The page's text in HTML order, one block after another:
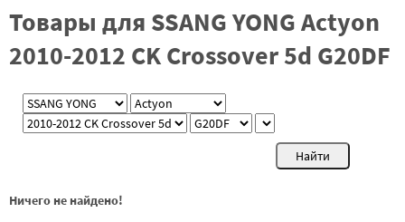
Товары для SSANG YONG Actyon
2010-2012 CK Crossover 5d G20DF
Ничего не найдено!